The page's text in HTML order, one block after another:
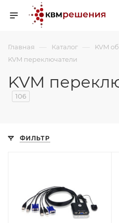
Главная — Каталог — KVM
KVM переключатели
KVM
106
ФИЛЬТР